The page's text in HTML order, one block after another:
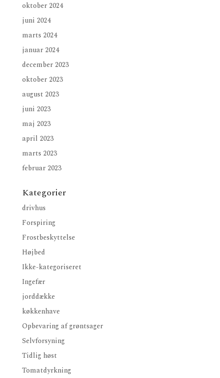
oktober 2024
juni 2024
marts 2024
januar 2024
december 2023
oktober 2023
august 2023
juni 2023
maj 2023
april 2023
marts 2023
februar 2023
Kategorier
drivhus
Forspiring
Frostbeskyttelse
Højbed
Ikke-kategoriseret
Ingefær
jorddække
køkkenhave
Opbevaring af grøntsager
Selvforsyning
Tidlig høst
Tomatdyrkning